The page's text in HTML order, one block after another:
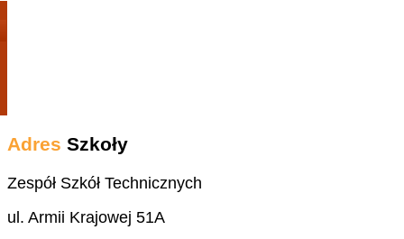
Adres Szkoły
Zespół Szkół Technicznych
ul. Armii Krajowej 51A